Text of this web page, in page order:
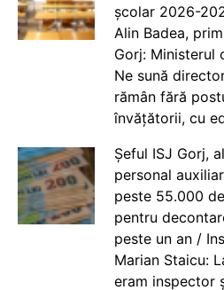
școlar 2026-
Alin Badea,
Gorj: Ministerul
Ne sună
rămân fără
învățătorii, cu
Șeful ISJ Gorj,
personal
peste 55.000
pentru
peste un an /
Marian Staicu:
eram inspector